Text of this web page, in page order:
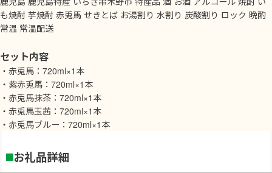
も焼酎 芋焼酎 赤兎馬 せきとば お湯割り 水割り 炭酸割り ロック 晩酌
常温 常温配送
セット内容
・赤兎馬：720ml×1本
・紫赤兎馬：720ml×1本
・赤兎馬抹茶：720ml×1本
・赤兎馬玉茜：720ml×1本
・赤兎馬ブルー：720ml×1本
お礼品詳細